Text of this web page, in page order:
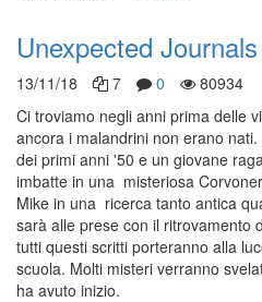
Unexpected Journals
13/11/18 7 0 80934
Ci troviamo negli anni prima delle
ancora i malandrini non erano
dei primi anni '50 e un giovane
imbatte in una misteriosa
Mike in una ricerca tanto antica
sarà alle prese con il ritrovamento
tutti questi scritti porteranno alla
scuola. Molti misteri verranno
ha avuto inizio.